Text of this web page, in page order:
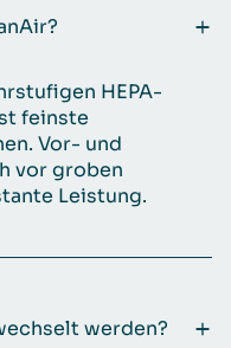
HEPA-
feinste
Vor- und
vor groben
Leistung.
werden?